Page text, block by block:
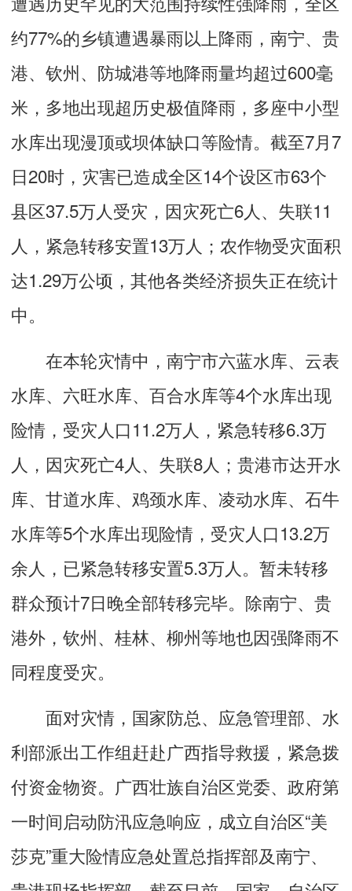
约77%的乡镇遭遇暴雨以上降雨，南宁、贵
港、钦州、防城港等地降雨量均超过600毫
米，多地出现超历史极值降雨，多座中小型
水库出现漫顶或坝体缺口等险情。截至7月7
日20时，灾害已造成全区14个设区市63个
县区37.5万人受灾，因灾死亡6人、失联11
人，紧急转移安置13万人；农作物受灾面积
达1.29万公顷，其他各类经济损失正在统计
中。
在本轮灾情中，南宁市六蓝水库、云表
水库、六旺水库、百合水库等4个水库出现
险情，受灾人口11.2万人，紧急转移6.3万
人，因灾死亡4人、失联8人；贵港市达开水
库、甘道水库、鸡颈水库、凌动水库、石牛
水库等5个水库出现险情，受灾人口13.2万
余人，已紧急转移安置5.3万人。暂未转移
群众预计7日晚全部转移完毕。除南宁、贵
港外，钦州、桂林、柳州等地也因强降雨不
同程度受灾。
面对灾情，国家防总、应急管理部、水
利部派出工作组赶赴广西指导救援，紧急拨
付资金物资。广西壮族自治区党委、政府第
一时间启动防汛应急响应，成立自治区“美
莎克”重大险情应急处置总指挥部及南宁、